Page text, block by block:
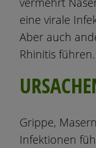
eine virale
Aber auch
Rhinitis führen.
Grippe,
Infektionen